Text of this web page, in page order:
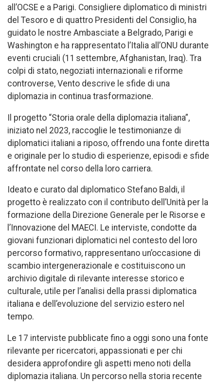
all’OCSE e a Parigi. Consigliere diplomatico di ministri
del Tesoro e di quattro Presidenti del Consiglio, ha
guidato le nostre Ambasciate a Belgrado, Parigi e
Washington e ha rappresentato l’Italia all’ONU durante
eventi cruciali (11 settembre, Afghanistan, Iraq). Tra
colpi di stato, negoziati internazionali e riforme
controverse, Vento descrive le sfide di una
diplomazia in continua trasformazione.
Il progetto “Storia orale della diplomazia italiana”,
iniziato nel 2023, raccoglie le testimonianze di
diplomatici italiani a riposo, offrendo una fonte diretta
e originale per lo studio di esperienze, episodi e sfide
affrontate nel corso della loro carriera.
Ideato e curato dal diplomatico Stefano Baldi, il
progetto è realizzato con il contributo dell’Unità per la
formazione della Direzione Generale per le Risorse e
l’Innovazione del MAECI. Le interviste, condotte da
giovani funzionari diplomatici nel contesto del loro
percorso formativo, rappresentano un’occasione di
scambio intergenerazionale e costituiscono un
archivio digitale di rilevante interesse storico e
culturale, utile per l’analisi della prassi diplomatica
italiana e dell’evoluzione del servizio estero nel
tempo.
Le 17 interviste pubblicate fino a oggi sono una fonte
rilevante per ricercatori, appassionati e per chi
desidera approfondire gli aspetti meno noti della
diplomazia italiana. Un percorso nella storia recente